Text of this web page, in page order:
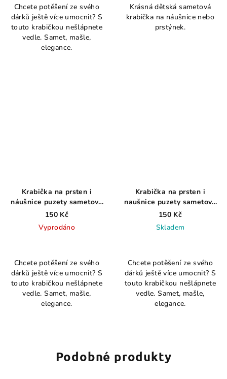
Chcete potěšení ze svého
dárků ještě více umocnit? S
touto krabičkou nešlápnete
vedle. Samet, mašle,
elegance.
produktu
je
5,0
Krásná dětská sametová
krabička na náušnice nebo
prstýnek.
Krabička na prsten i
náušnice puzety sametová
modrá
150 Kč
Vyprodáno
Chcete potěšení ze svého
dárků ještě více umocnit? S
touto krabičkou nešlápnete
vedle. Samet, mašle,
elegance.
Krabička na prsten i
naušnice puzety sametová
červená
150 Kč
Skladem
Chcete potěšení ze svého
dárků ještě více umocnit? S
touto krabičkou nešlápnete
vedle. Samet, mašle,
elegance.
Podobné produkty